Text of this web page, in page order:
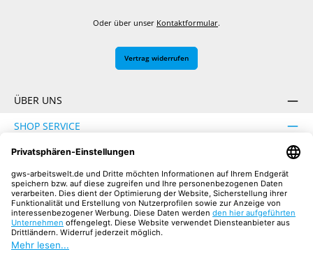
Oder über unser Kontaktformular.
Vertrag widerrufen
ÜBER UNS
SHOP SERVICE
INFORMATION
SICHER EINKAUFEN
UNSERE COMMUNITIES
FacebookInstagramYouTube